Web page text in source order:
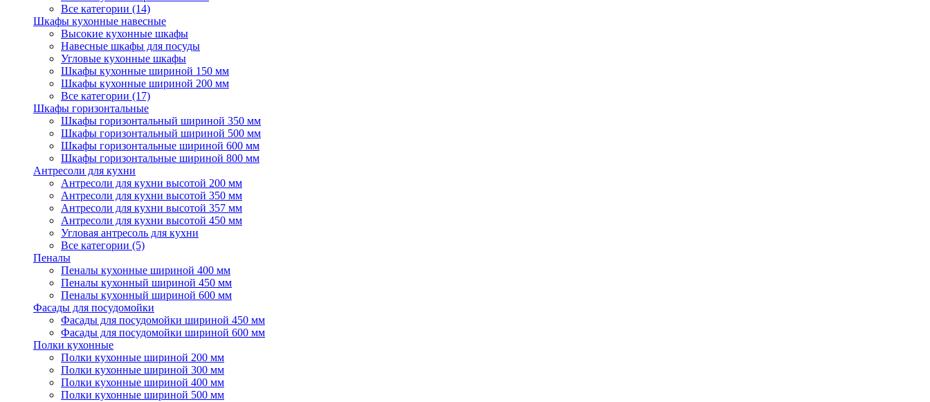
Все категории (14)
Шкафы кухонные навесные
Высокие кухонные шкафы
Навесные шкафы для посуды
Угловые кухонные шкафы
Шкафы кухонные шириной 150 мм
Шкафы кухонные шириной 200 мм
Все категории (17)
Шкафы горизонтальные
Шкафы горизонтальный шириной 350 мм
Шкафы горизонтальный шириной 500 мм
Шкафы горизонтальные шириной 600 мм
Шкафы горизонтальные шириной 800 мм
Антресоли для кухни
Антресоли для кухни высотой 200 мм
Антресоли для кухни высотой 350 мм
Антресоли для кухни высотой 357 мм
Антресоли для кухни высотой 450 мм
Угловая антресоль для кухни
Все категории (5)
Пеналы
Пеналы кухонные шириной 400 мм
Пеналы кухонный шириной 450 мм
Пеналы кухонный шириной 600 мм
Фасады для посудомойки
Фасады для посудомойки шириной 450 мм
Фасады для посудомойки шириной 600 мм
Полки кухонные
Полки кухонные шириной 200 мм
Полки кухонные шириной 300 мм
Полки кухонные шириной 400 мм
Полки кухонные шириной 500 мм